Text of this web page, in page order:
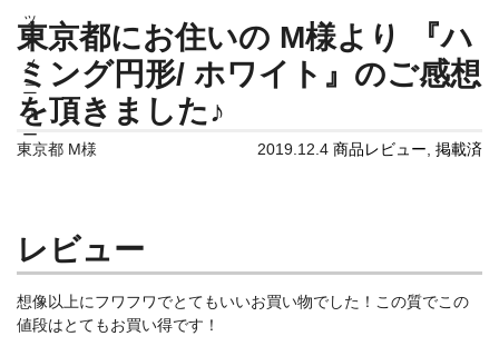
東京都にお住いの M様より 『ハ
ミング円形/ ホワイト』のご感想
を頂きました♪
東京都 M様 2019.12.4 商品レビュー 掲載済
レビュー
想像以上にフワフワでとてもいいお買い物でした！この質でこの
値段はとてもお買い得です！